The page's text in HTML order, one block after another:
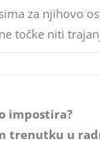
za njihovo
točke niti
impostira?
trenutku u